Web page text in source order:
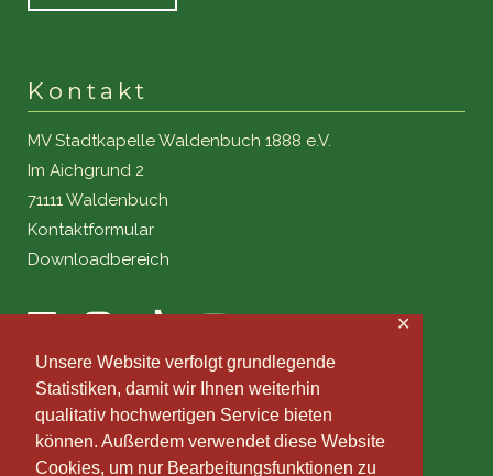
Unsere Website verfolgt grundlegende
Statistiken, damit wir Ihnen weiterhin
qualitativ hochwertigen Service bieten
können. Außerdem verwendet diese Website
Cookies, um nur Bearbeitungsfunktionen zu
✕
Kontakt
MV Stadtkapelle Waldenbuch 1888 e.V.
Im Aichgrund 2
71111 Waldenbuch
Kontaktformular
Downloadbereich